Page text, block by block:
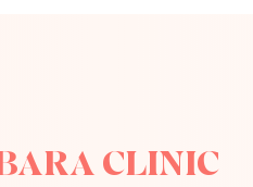
CLINIC